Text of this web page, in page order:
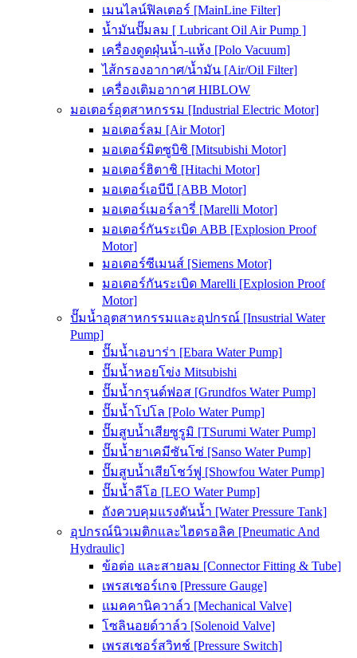
เมนไลน์ฟิลเตอร์ [MainLine Filter]
น้ำมันปั๊มลม [ Lubricant Oil Air Pump ]
เครื่องดูดฝุ่นน้ำ-แห้ง [Polo Vacuum]
ไส้กรองอากาศ/น้ำมัน [Air/Oil Filter]
เครื่องเติมอากาศ HIBLOW
มอเตอร์อุตสาหกรรม [Industrial Electric Motor]
มอเตอร์ลม [Air Motor]
มอเตอร์มิตซูบิชิ [Mitsubishi Motor]
มอเตอร์ฮิตาชิ [Hitachi Motor]
มอเตอร์เอบีบี [ABB Motor]
มอเตอร์เมอร์ลารี่ [Marelli Motor]
มอเตอร์กันระเบิด ABB [Explosion Proof
Motor]
มอเตอร์ซีเมนส์ [Siemens Motor]
มอเตอร์กันระเบิด Marelli [Explosion Proof
Motor]
ปั๊มน้ำอุตสาหกรรมและอุปกรณ์ [Insustrial Water
Pump]
ปั๊มน้ำเอบาร่า [Ebara Water Pump]
ปั๊มน้ำหอยโข่ง Mitsubishi
ปั๊มน้ำกรุนด์ฟอส [Grundfos Water Pump]
ปั๊มน้ำโปโล [Polo Water Pump]
ปั๊มสูบน้ำเสียซูรูมิ [TSurumi Water Pump]
ปั๊มน้ำยาเคมีซันโซ่ [Sanso Water Pump]
ปั๊มสูบน้ำเสียโชว์ฟู [Showfou Water Pump]
ปั๊มน้ำลีโอ [LEO Water Pump]
ถังควบคุมแรงดันน้ำ [Water Pressure Tank]
อุปกรณ์นิวเมติกและไฮดรอลิค [Pneumatic And
Hydraulic]
ข้อต่อ และสายลม [Connector Fitting & Tube]
เพรสเชอร์เกจ [Pressure Gauge]
แมคคานิควาล์ว [Mechanical Valve]
โซลินอยด์วาล์ว [Solenoid Valve]
เพรสเชอร์สวิทช์ [Pressure Switch]